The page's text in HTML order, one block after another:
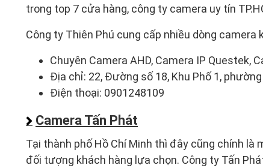
trong top 7 cửa hàng, công ty camera uy tín
Công ty Thiên Phú cung cấp nhiều dòng
Chuyên Camera AHD, Camera IP Questek,
Địa chỉ: 22, Đường số 18, Khu Phố 1,
Điện thoại: 0901248109
Camera Tấn Phát
Tại thành phố Hồ Chí Minh thì đây cũng chính
đối tượng khách hàng lựa chọn. Công ty Tấn